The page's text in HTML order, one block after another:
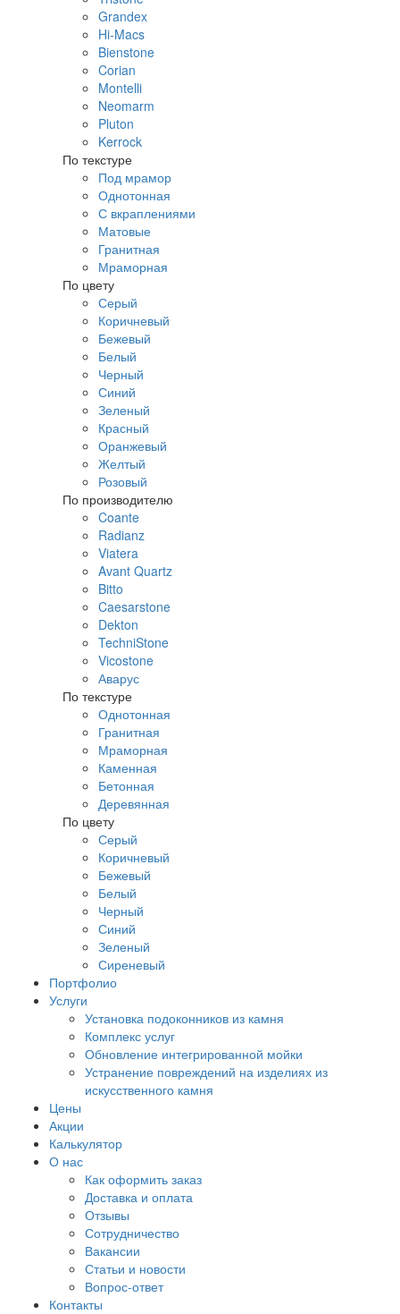
Grandex
Hi-Macs
Bienstone
Corian
Montelli
Neomarm
Pluton
Kerrock
По текстуре
Под мрамор
Однотонная
С вкраплениями
Матовые
Гранитная
Мраморная
По цвету
Серый
Коричневый
Бежевый
Белый
Черный
Синий
Зеленый
Красный
Оранжевый
Желтый
Розовый
По производителю
Coante
Radianz
Viatera
Avant Quartz
Bitto
Caesarstone
Dekton
TechniStone
Vicostone
Аварус
По текстуре
Однотонная
Гранитная
Мраморная
Каменная
Бетонная
Деревянная
По цвету
Серый
Коричневый
Бежевый
Белый
Черный
Синий
Зеленый
Сиреневый
Портфолио
Услуги
Установка подоконников из камня
Комплекс услуг
Обновление интегрированной мойки
Устранение повреждений на изделиях из
искусственного камня
Цены
Акции
Калькулятор
О нас
Как оформить заказ
Доставка и оплата
Отзывы
Сотрудничество
Вакансии
Статьи и новости
Вопрос-ответ
Контакты